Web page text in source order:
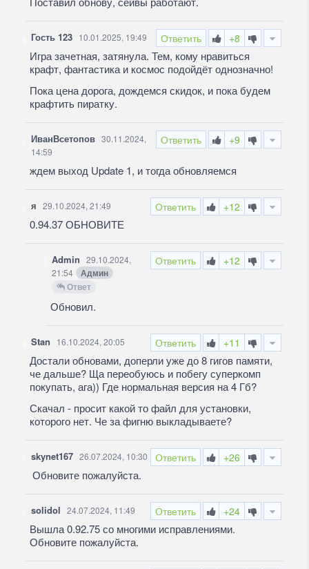
Ответить +8
Гость 123 10.01.2025, 19:49
Игра зачетная, затянула. Тем, кому нравиться
крафт, фантастика и космос подойдёт однозначно!
Пока цена дорога, дождемся скидок, и пока будем
крафтить пиратку.
Ответить +9
ИванВсетопов 30.11.2024,
14:59
ждем выход Update 1, и тогда обновляемся
Ответить +12
я 29.10.2024, 21:49
0.94.37 ОБНОВИТЕ
Ответить +12
Admin 29.10.2024,
21:54
Админ
Ответ
Обновил.
Ответить +11
Stan 16.10.2024, 20:05
Достали обновами, доперли уже до 8 гигов памяти,
че дальше? Ща переобуюсь и побегу суперкомп
покупать, ага)) Где нормальная версия на 4 Гб?
Скачал - просит какой то файл для установки,
которого нет. Че за фигню выкладываете?
Ответить +26
skynet167 26.07.2024, 10:30
Обновите пожалуйста.
Ответить +24
solidol 24.07.2024, 11:49
Вышла 0.92.75 со многими исправлениями.
Обновите пожалуйста.